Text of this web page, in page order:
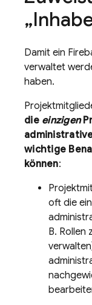
Damit ein
verwaltet
haben.
die einzigen
wichtige
können:
oft die
B. Rollen